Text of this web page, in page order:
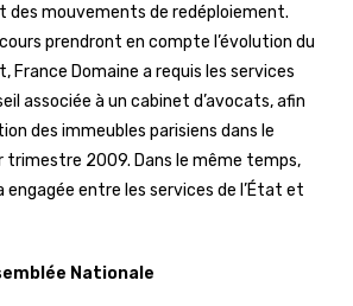
des mouvements de redéploiement.
prendront en compte l’évolution du
France Domaine a requis les services
associée à un cabinet d’avocats, afin
des immeubles parisiens dans le
trimestre 2009. Dans le même temps,
engagée entre les services de l’État et
Nationale